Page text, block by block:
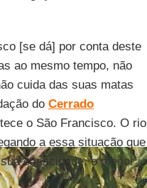
[se dá] por conta deste
ao mesmo tempo, não
cuida das suas matas
do Cerrado
o São Francisco. O rio
a essa situação que
capacidade, o menor